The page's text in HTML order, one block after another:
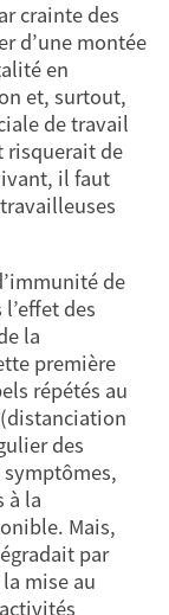
crainte des
d’une montée
en
et, surtout,
de travail
risquerait de
il faut
de
des
la
première
répétés au
des
symptômes,
à la
Mais,
par
mise au